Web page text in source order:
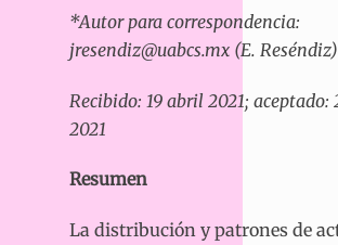
*Autor para correspondencia:
jresendiz@uabcs.mx (E. Reséndiz)
Recibido: 19 abril 2021;
2021
Resumen
La distribución y patrones de